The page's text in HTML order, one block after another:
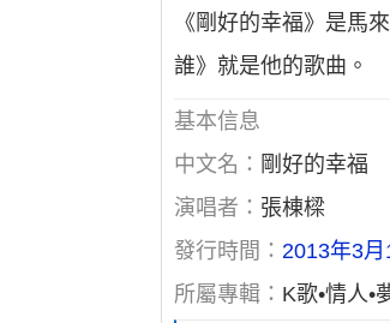
《剛好的幸福》是馬
誰》就是他的歌曲。
基本信息
中文名： 剛好的幸福
演唱者： 張棟樑
發行時間：2013年3月
所屬專輯： K歌•情人•